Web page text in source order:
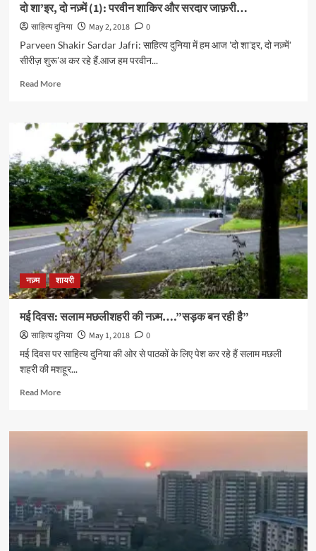
दो शा’इर, दो नज़्में (1): परवीन शाकिर और सरदार जाफ़री…
साहित्य दुनिया May 2, 2018
0
Parveen Shakir Sardar Jafri: साहित्य दुनिया में हम आज 'दो शा'इर, दो नज़्में'
सीरीज़ शुरू'अ कर रहे हैं.आज हम परवीन...
Read MoreRead
शा’इर,
दो
नज़्में
(1):
परवीन
शाकिर
और
सरदार
जाफ़री…
नज़्म शायरी
मई दिवस: सलाम मछलीशहरी की नज़्म….”सड़क बन रही है”
साहित्य दुनिया May 1, 2018
0
मई दिवस पर साहित्य दुनिया की ओर से पाठकों के लिए पेश कर रहे हैं सलाम मछली
शहरी की मशहूर...
Read MoreRead
मई
मछलीशहरी
नज़्म….”सड़क
बन
रही